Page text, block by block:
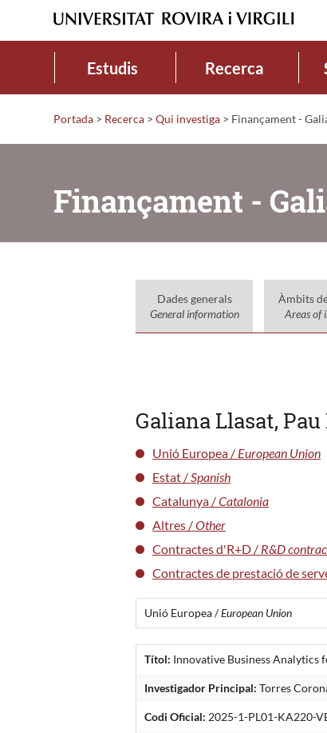
Estudis Recerca
Portada > Recerca > Qui investiga > Finançament -
Finançament -
Dades generals
General information
Àmbits
Areas of
Galiana Llasat,
Unió Europea / European Union
Estat / Spanish
Catalunya /Catalonia
Altres /Other
Contractes d'R+D / R&D
Contractes de prestació de
Unió Europea /European Union
Títol: Innovative Business Analytics
Investigador Principal: Torres
Codi Oficial: 2025-1-PL01-KA220-